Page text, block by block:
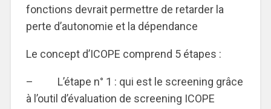
fonctions devrait permettre de retarder la
perte d’autonomie et la dépendance
Le concept d’ICOPE comprend 5 étapes :
– L’étape n° 1 : qui est le screening grâce
à l’outil d’évaluation de screening ICOPE